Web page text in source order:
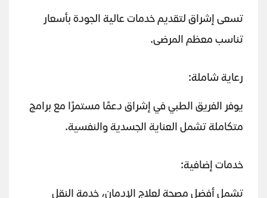
تسعى إشراق لتقديم خدمات عالية الجودة بأسعار
تناسب معظم المرضى.
رعاية شاملة:
يوفر الفريق الطبي في إشراق دعمًا مستمرًا مع برامج
متكاملة تشمل العناية الجسدية والنفسية.
خدمات إضافية:
تشمل أفضل مصحة لعلاج الإدمان، خدمة النقل